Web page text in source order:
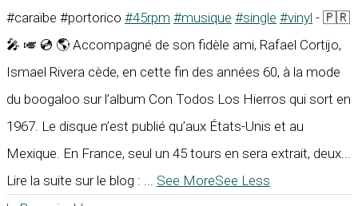
#caraïbe #portorico #45rpm #musique #single #vinyl - 🇵🇷
🎤 🎺 💿 🌎 Accompagné de son fidèle ami, Rafael Cortijo,
Ismael Rivera cède, en cette fin des années 60, à la mode
du boogaloo sur l’album Con Todos Los Hierros qui sort en
1967. Le disque n’est publié qu’aux États-Unis et au
Mexique. En France, seul un 45 tours en sera extrait, deux...
Lire la suite sur le blog : ... See MoreSee Less